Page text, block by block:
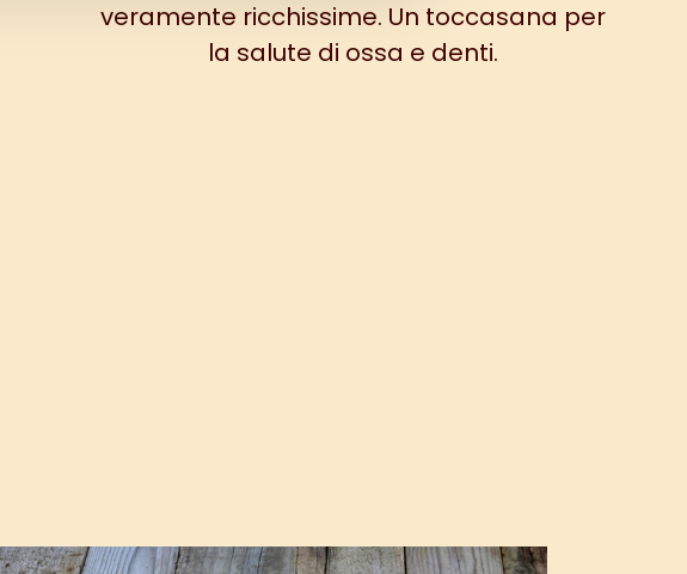
veramente ricchissime. Un toccasana per
la salute di ossa e denti.